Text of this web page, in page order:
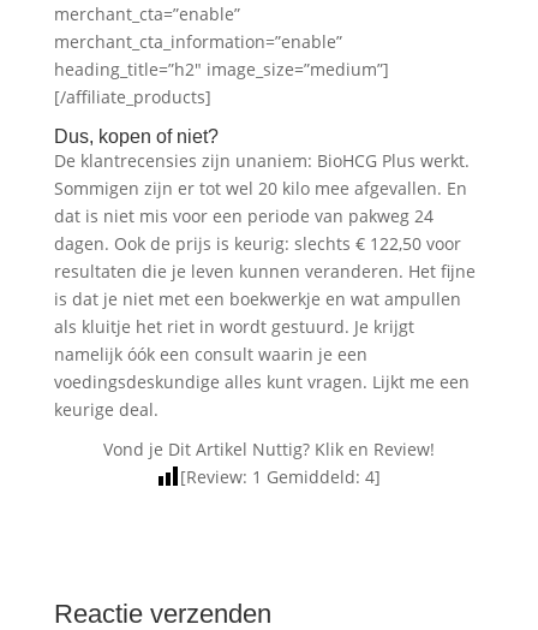
merchant_cta=”enable”
merchant_cta_information=”enable”
heading_title=”h2″ image_size=”medium”]
[/affiliate_products]
Dus, kopen of niet?
De klantrecensies zijn unaniem: BioHCG Plus werkt.
Sommigen zijn er tot wel 20 kilo mee afgevallen. En
dat is niet mis voor een periode van pakweg 24
dagen. Ook de prijs is keurig: slechts € 122,50 voor
resultaten die je leven kunnen veranderen. Het fijne
is dat je niet met een boekwerkje en wat ampullen
als kluitje het riet in wordt gestuurd. Je krijgt
namelijk óók een consult waarin je een
voedingsdeskundige alles kunt vragen. Lijkt me een
keurige deal.
Vond je Dit Artikel Nuttig? Klik en Review!
[Review: 1 Gemiddeld:4]
Reactie verzenden